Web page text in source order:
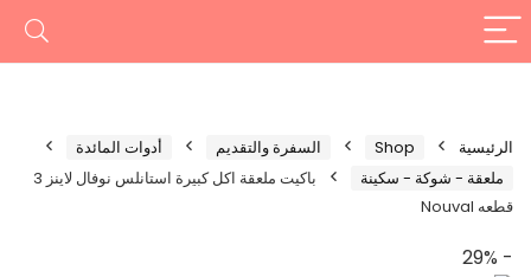
الرئيسية Shop السفرة والتقديم
أدوات المائدة
ملعقة - شوكة - سكينة
باكيت ملعقة اكل كبيرة استانلس نوفال لاينز 3
قطعه Nouval
- 29%